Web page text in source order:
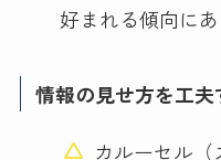
好まれる傾向にあ
情報の見せ方を工夫
カルーセル（